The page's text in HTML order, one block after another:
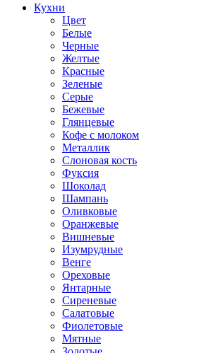
Кухни
Цвет
Белые
Черные
Желтые
Красные
Зеленые
Серые
Бежевые
Глянцевые
Кофе с молоком
Металлик
Слоновая кость
Фуксия
Шоколад
Шампань
Оливковые
Оранжевые
Вишневые
Изумрудные
Венге
Ореховые
Янтарные
Сиреневые
Салатовые
Фиолетовые
Мятные